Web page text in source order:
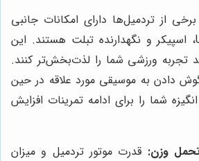
برخی از تردمیل‌ها دارای امکانات جانبی
مانند پورت USB، اسپیکر و نگهدارنده تبلت هستند. این
تجربه ورزشی شما را لذت‌بخش‌تر کنند.
دادن به موسیقی مورد علاقه در حین
شما را برای ادامه تمرینات افزایش
وزن: قدرت موتور تردمیل و میزان